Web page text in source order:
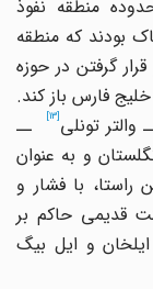
در محدوده منطقه نفوذ
بودند که منطقه
گرفتن در حوزه
فارس باز کند.
تونلی[13]
ــ
و به عنوان
با فشار و
قدیمی حاکم بر
و ایل بیگ